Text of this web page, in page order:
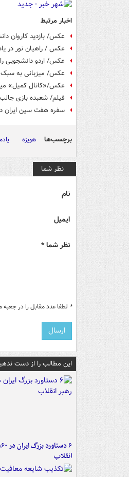
اخبار مرتبط
عکس/ بازدید کاروان
عکس / راهیان نور در
عکس/ اردو دانشجویی
عکس/ میزبانی به سبک
عکس/«کانال کمیل»
فیلم/ شعبده بازی جالب
سفره هفت سین ایران
برچسب‌ها هویزه
نظر شما
نام
ایمیل
نظر شما *
* لطفا عدد مقابل را در جعبه
این مطالب را از دست
انقلاب